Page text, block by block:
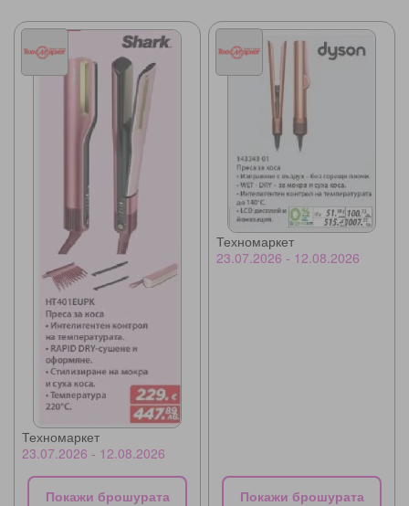
Техномаркет
23.07.2026 - 12.08.2026
Покажи брошурата
Техномаркет
23.07.2026 - 12.08.2026
Покажи брошурата